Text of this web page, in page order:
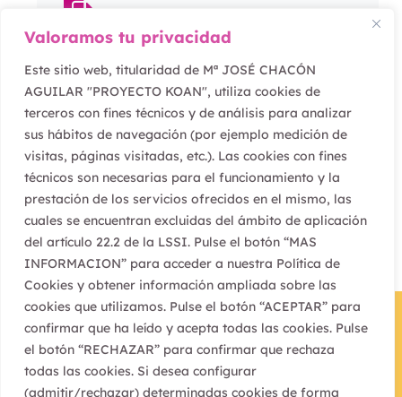
Valoramos tu privacidad
Este sitio web, titularidad de Mª JOSÉ CHACÓN
AGUILAR "PROYECTO KOAN", utiliza cookies de
terceros con fines técnicos y de análisis para analizar
sus hábitos de navegación (por ejemplo medición de
visitas, páginas visitadas, etc.). Las cookies con fines
técnicos son necesarias para el funcionamiento y la
prestación de los servicios ofrecidos en el mismo, las
cuales se encuentran excluidas del ámbito de aplicación
del artículo 22.2 de la LSSI. Pulse el botón “MAS
INFORMACION” para acceder a nuestra Política de
Cookies y obtener información ampliada sobre las
cookies que utilizamos. Pulse el botón “ACEPTAR” para
confirmar que ha leído y acepta todas las cookies. Pulse
el botón “RECHAZAR” para confirmar que rechaza
todas las cookies. Si desea configurar
(admitir/rechazar) determinadas cookies de forma
Servicio a empresas e
instituciones